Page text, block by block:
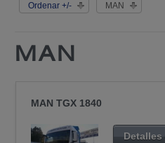
Ordenar +/-
MAN
MAN
MAN TGX 1840